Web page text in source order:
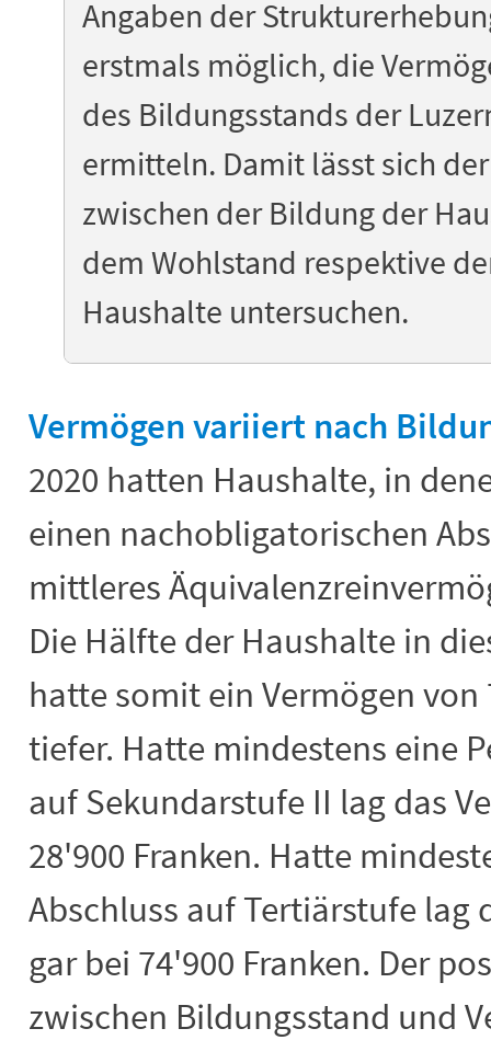
Angaben der
erstmals möglich, die
des Bildungsstands der
ermitteln. Damit lässt sich
zwischen der Bildung der
dem Wohlstand respektive
Haushalte untersuchen.
Vermögen variiert nach
2020 hatten Haushalte, in
einen nachobligatorischen
mittleres
Die Hälfte der Haushalte in
hatte somit ein Vermögen von
tiefer. Hatte mindestens eine
auf Sekundarstufe II lag das
28'900 Franken. Hatte
Abschluss auf Tertiärstufe lag
gar bei 74'900 Franken. Der
zwischen Bildungsstand und